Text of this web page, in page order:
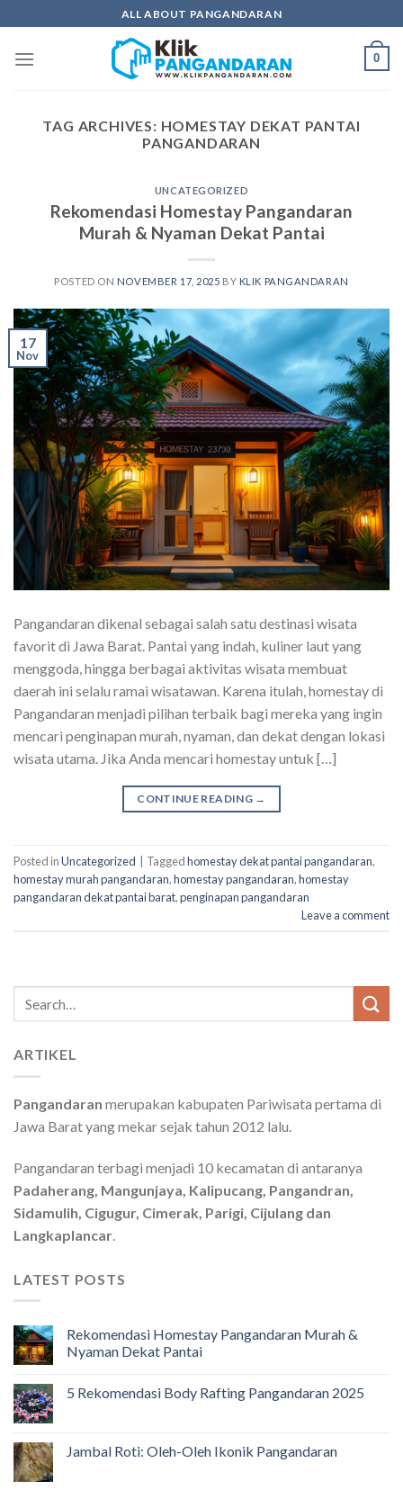
to
content
ALL ABOUT PANGANDARAN
0
TAG ARCHIVES: HOMESTAY DEKAT PANTAI
PANGANDARAN
UNCATEGORIZED
Rekomendasi Homestay Pangandaran
Murah & Nyaman Dekat Pantai
POSTED ON NOVEMBER 17, 2025 BY KLIK PANGANDARAN
17
Nov
Pangandaran dikenal sebagai salah satu destinasi wisata
favorit di Jawa Barat. Pantai yang indah, kuliner laut yang
menggoda, hingga berbagai aktivitas wisata membuat
daerah ini selalu ramai wisatawan. Karena itulah, homestay di
Pangandaran menjadi pilihan terbaik bagi mereka yang ingin
mencari penginapan murah, nyaman, dan dekat dengan lokasi
wisata utama. Jika Anda mencari homestay untuk […]
CONTINUE READING →
Posted inUncategorized Taggedhomestay dekat pantai pangandaran,
homestay murah pangandaran,homestay pangandaran,homestay
pangandaran dekat pantai barat,penginapan pangandaran
Leave a comment
ARTIKEL
Pangandaran merupakan kabupaten Pariwisata pertama di
Jawa Barat yang mekar sejak tahun 2012 lalu.
Pangandaran terbagi menjadi 10 kecamatan di antaranya
Padaherang, Mangunjaya, Kalipucang, Pangandran,
Sidamulih, Cigugur, Cimerak, Parigi, Cijulang dan
Langkaplancar
LATEST POSTS
Rekomendasi Homestay Pangandaran Murah &
Nyaman Dekat Pantai
5 Rekomendasi Body Rafting Pangandaran 2025
Jambal Roti: Oleh-Oleh Ikonik Pangandaran